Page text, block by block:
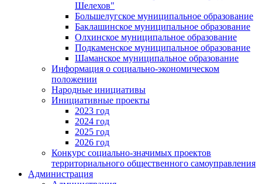
Шелехов"
Большелугское муниципальное образование
Баклашинское муниципальное образование
Олхинское муниципальное образование
Подкаменское муниципальное образование
Шаманское муниципальное образование
Информация о социально-экономическом
положении
Народные инициативы
Инициативные проекты
2023 год
2024 год
2025 год
2026 год
Конкурс социально-значимых проектов
территориального общественного самоуправления
Администрация